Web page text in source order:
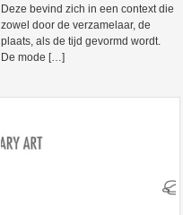
Deze bevind zich in een context die
zowel door de verzamelaar, de
plaats, als de tijd gevormd wordt.
De mode […]